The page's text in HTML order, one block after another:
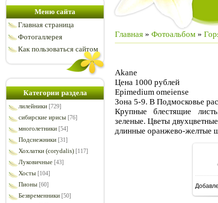
Меню сайта
Главная страница
Фотогаллерея
Как пользоваться сайтом
Категории раздела
лилейники [729]
сибирские ирисы [76]
многолетники [54]
Подснежники [31]
Хохлатки (corydalis) [117]
Луковичные [43]
Хосты [104]
Пионы [60]
Безвременники [50]
Главная » Фотоальбом »
Akane
Цена 1000 рублей
Epimedium omeiense
Зона 5-9. В Подмосковье
Крупные блестящие
зеленые. Цветы
длинные оранжево-желтые